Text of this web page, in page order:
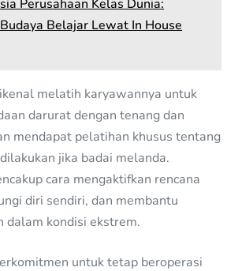
Perusahaan Kelas Dunia:
Belajar Lewat In House
melatih karyawannya untuk
darurat dengan tenang dan
mendapat pelatihan khusus tentang
jika badai melanda.
cara mengaktifkan rencana
diri sendiri, dan membantu
dalam kondisi ekstrem.
untuk tetap beroperasi